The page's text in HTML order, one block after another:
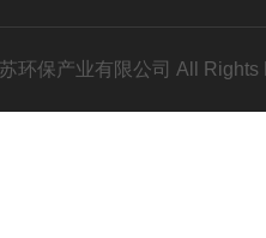
环保产业有限公司 All